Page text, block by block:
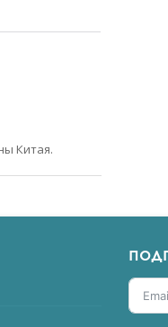
Китая.